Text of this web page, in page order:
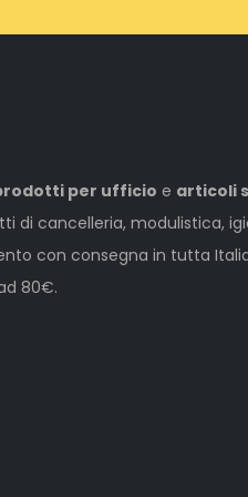
per ufficio e articoli
di cancelleria, modulistica,
con consegna in tutta
80€.